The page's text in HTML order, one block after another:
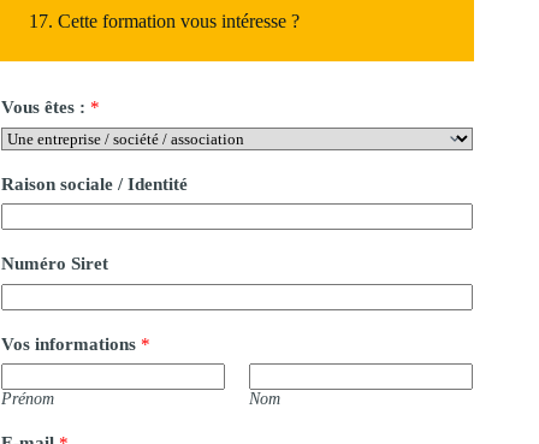
17. Cette formation vous intéresse ?
Vous êtes : *
Raison sociale / Identité
Numéro Siret
Vos informations *
Prénom Nom